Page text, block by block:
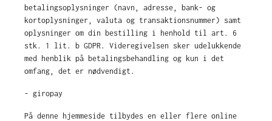
betalingsoplysninger (navn, adresse, bank- og
kortoplysninger, valuta og transaktionsnummer) samt
oplysninger om din bestilling i henhold til art. 6
stk. 1 lit. b GDPR. Videregivelsen sker udelukkende
med henblik på betalingsbehandling og kun i det
omfang, det er nødvendigt.
- giropay
På denne hjemmeside tilbydes en eller flere online